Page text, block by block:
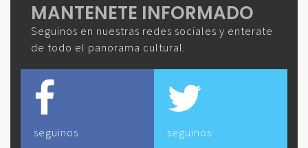
MANTENETE INFORMADO
Seguinos en nuestras redes sociales y enterate
de todo el panorama cultural.
seguinos seguinos